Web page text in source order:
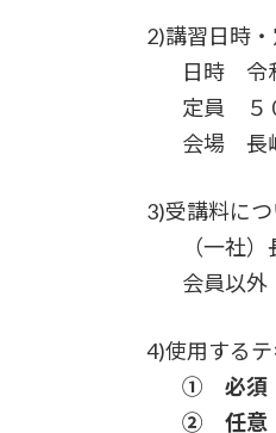
2)講習日時
日時 令和
定員 ５
会場 長崎
3)受講料に
（一社）
会員
4)使用する
① 必須
② 任意（